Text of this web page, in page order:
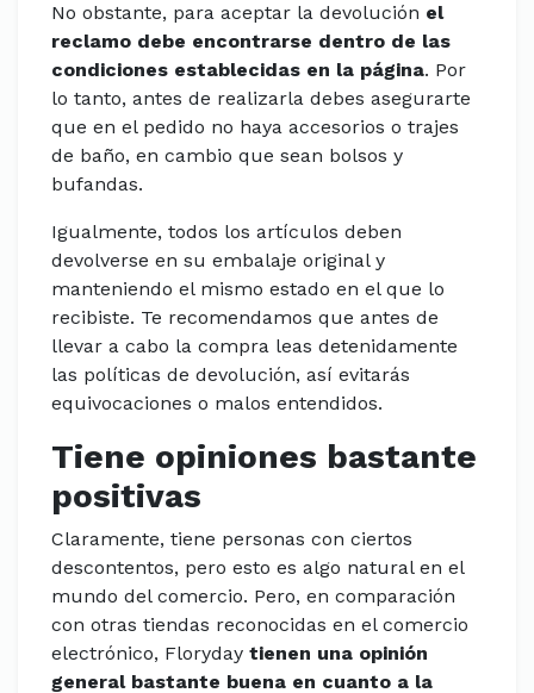
No obstante, para aceptar la devolución el
reclamo debe encontrarse dentro de las
condiciones establecidas en la página. Por
lo tanto, antes de realizarla debes asegurarte
que en el pedido no haya accesorios o trajes
de baño, en cambio que sean bolsos y
bufandas.
Igualmente, todos los artículos deben
devolverse en su embalaje original y
manteniendo el mismo estado en el que lo
recibiste. Te recomendamos que antes de
llevar a cabo la compra leas detenidamente
las políticas de devolución, así evitarás
equivocaciones o malos entendidos.
Tiene opiniones bastante
positivas
Claramente, tiene personas con ciertos
descontentos, pero esto es algo natural en el
mundo del comercio. Pero, en comparación
con otras tiendas reconocidas en el comercio
electrónico, Floryday tienen una opinión
general bastante buena en cuanto a la